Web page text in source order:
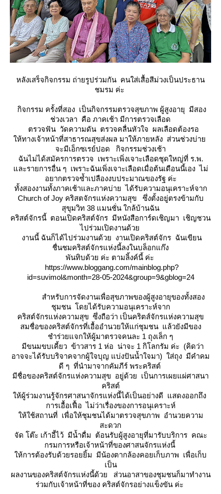
หลังเสร็จกิจกรรม ถ่ายรูปร่วมกัน คนใส่เสื้อสีม่วงเป็นประธาน
ชมรม ค่ะ
กิจกรรม ครั้งที่สอง เป็นกิจกรรมตรวจสุขภาพ ผู้สูงอายุ มีสอง
ช่วงเวลา คือ ภาคเช้า มีการตรวจเลือด
ตรวจฟัน วัดความดัน ตรวจคลื่นหัวใจ ผลเลือดต้องรอ
ห้ทางเจ้าหน้าที่สาธารณสุขส่งผล มาให้ภายหลัง ส่วนช่วงบ่า
จะมีเอ็กซเรย์ปอด กิจกรรมช่วงเช้า
ฉันไม่ได้สมัครการตรวจ เพราะเพิ่งเจาะเลือดชุดใหญ่ที่ ร.พ.
ละรายการอื่น ๆ เพราะฉันเพิ่งเจาะเลือดเมื่อต้นเดือนนี้เอง ไม่
อยากตรวจซ้ำเปลืองงบประมาณของรัฐ ค่ะ
ทั้งสองงานทั้งภาคเช้าและภาคบ่าย ได้รับความอนุเคราะห์จาก
Church of Joy คริสตจักรแห่งความสุข ซึ่งตั้งอยู่ตรงข้ามกับ
สุขุมวิท 38 แมนชั่น ใกล้บ้านฉัน
คริสต์จักรนี้ ตอนเปิดคริสต์จักร มีหนังสือการ์ดเชิญมา เชิญชวน
ไปร่วมเปิดงานด้ว
งานนี้ ฉันก็ได้ไปร่วมงานด้วย งานเปิดคริสต์จักร ฉันเขียน
ชื่นชมคริสต์จักรแห่งนี้ลงในบล็อกแก๊ง
พันทิบด้วย ค่ะ ตามลิ้งค์นี้ ค่ะ
https://www.bloggang.com/mainblog.php?
id=suvimol&month=28-05-2024&group=9&gblog=24
สำหรับการจัดงานเพื่อสุขภาพของผู้สูงอายุของทั้งสอง
ชุมชน โดยได้รับความอนุเคราะห์จาก
คริสต์จักรแห่งความสุข ซึ่งถือว่า เป็นคริตส์จักรแห่งความสุข
สมชื่อของคริสต์จักรที่เอื้ออำนวยให้แก่ชุมชน แล้วยังมีของ
ชำร่วยแจกให้ผู้มาตรวจคนละ 1 ถุงเล็ก ๆ
มีขนมขบเคี้ยว ข้าวสาร 1 ห่อ น่าจะ 1 กิโลกรัม ค่ะ (คิดว่า
อาจจะได้รับบริจาคจากผู้ใจบุญ แบ่งปันน้ำใจมา) ใส่ถุง มีคำคม
ดี ๆ ที่นำมาจากคัมภีร์ พระคริสต์
มีชื่อของคริสต์จักรแห่งความสุข อยู่ด้วย เป็นการเผยแผ่ศาสนา
คริสต์
ห้ผู้ร่วมงานรู้จักรศาสนาจักรแห่งนี้ได้เป็นอย่างดี แสดงออกถึง
การเอื้อเฟื้อ ไม่ว่าเรื่องของการอนุเคราะห์
ห้ใช้สถานที่ เพื่อให้ชุมชนได้มาตรวจสุขภาพ อำนวยความ
สะดวก
จัด โต๊ะ เก้าอี้ไว้ มีน้ำดื่ม ต้อนรับผู้สูงอายุที่มารับบริการ คณะ
กรมการหรือเจ้าหน้าที่ของศาสนจักรแห่งนี้
ห้การต้องรับด้วยรอยยิ้ม มีน้องตากล้องคอยเก็บภาพ เพื่อเก็บ
เป็น
ผลงานของคริสต์จักรแห่งนี้ด้วย ส่วนอาสาของชุมชนก็มาทำงาน
ร่วมกับเจ้าหน้าที่ของ คริสต์จักรอย่างแข็งขัน ค่ะ